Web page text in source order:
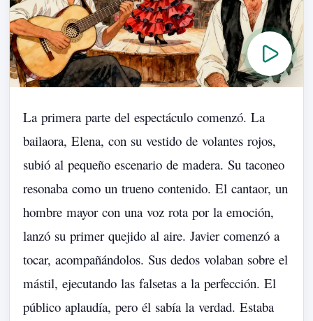
La primera parte del espectáculo comenzó. La
bailaora, Elena, con su vestido de volantes rojos,
subió al pequeño escenario de madera. Su taconeo
resonaba como un trueno contenido. El cantaor, un
hombre mayor con una voz rota por la emoción,
lanzó su primer quejido al aire. Javier comenzó a
tocar, acompañándolos. Sus dedos volaban sobre el
mástil, ejecutando las falsetas a la perfección. El
público aplaudía, pero él sabía la verdad. Estaba